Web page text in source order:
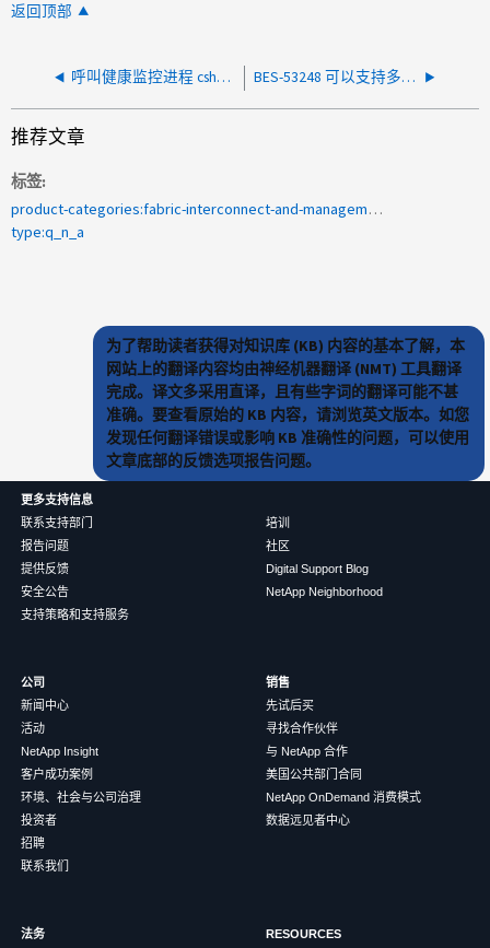
返回顶部
呼叫健康监控进程 cshm：ClusterIfInErrorsWarn_Alert BES-53248 可以支持多个集群吗？
推荐文章
标签
product-categories:fabric-interconnect-and-management-switches
type:q_n_a
为了帮助读者获得对知识库 (KB) 内容的基本了解，本
网站上的翻译内容均由神经机器翻译 (NMT) 工具翻译
完成。译文多采用直译，且有些字词的翻译可能不甚
准确。要查看原始的 KB 内容，请浏览英文版本。如您
发现任何翻译错误或影响 KB 准确性的问题，可以使用
文章底部的反馈选项报告问题。
更多支持信息
联系支持部门
报告问题
提供反馈
安全公告
支持策略和支持服务
培训
社区
Digital Support Blog
NetApp Neighborhood
公司
新闻中心
活动
NetApp Insight
客户成功案例
环境、社会与公司治理
投资者
招聘
联系我们
销售
先试后买
寻找合作伙伴
与 NetApp 合作
美国公共部门合同
NetApp OnDemand 消费模式
数据远见者中心
法务 RESOURCES